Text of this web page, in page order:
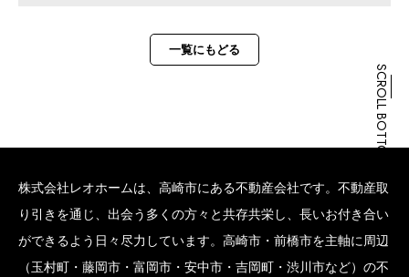
一覧にもどる
株式会社レオホームは、高崎市にある不動産会社です。不動産取
り引きを通じ、出会う多くの方々と共存共栄し、長いお付き合い
ができるよう日々尽力しています。高崎市・前橋市を主軸に周辺
（玉村町・藤岡市・富岡市・安中市・吉岡町・渋川市など）の不
SCROLL BOTTOM